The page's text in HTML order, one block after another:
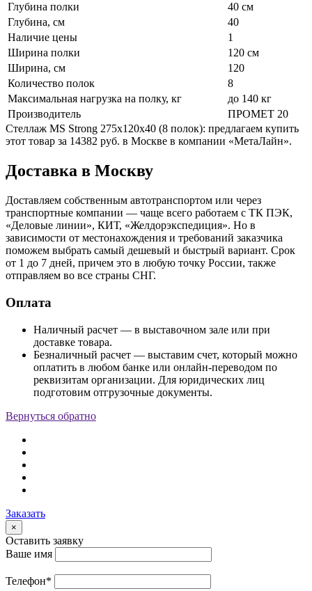
Глубина полки
40 см
Глубина, см
40
Наличие цены
1
Ширина полки
120 см
Ширина, см
120
Количество полок
8
Максимальная нагрузка на полку, кг
до 140 кг
Производитель
ПРОМЕТ 20
Стеллаж MS Strong 275x120x40 (8 полок): предлагаем купить
этот товар за 14382 руб. в Москве в компании «МетаЛайн».
Доставка в Москву
Доставляем собственным автотранспортом или через
транспортные компании — чаще всего работаем с ТК ПЭК,
«Деловые линии», КИТ, «Желдорэкспедиция». Но в
зависимости от местонахождения и требований заказчика
поможем выбрать самый дешевый и быстрый вариант. Срок
от 1 до 7 дней, причем это в любую точку России, также
отправляем во все страны СНГ.
Оплата
Наличный расчет — в выставочном зале или при
доставке товара.
Безналичный расчет — выставим счет, который можно
оплатить в любом банке или онлайн-переводом по
реквизитам организации. Для юридических лиц
подготовим отгрузочные документы.
Вернуться обратно
Заказать
×
Оставить заявку
Ваше имя
Телефон*